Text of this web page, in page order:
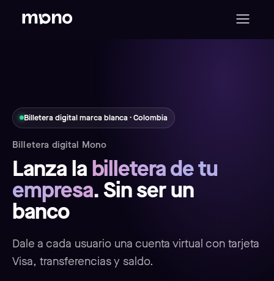
Billetera digital marca blanca · Colombia
Billetera digital Mono
Lanza labilletera de tu
empresa. Sin ser un
banco
Dale a cada usuario una cuenta virtual con tarjeta
Visa, transferencias y saldo.